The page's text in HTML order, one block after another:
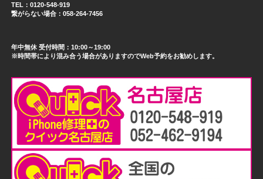
TEL：0120-548-919
繋がらない場合：058-264-7456
年中無休 受付時間：10:00～19:00
※時間帯により混み合う場合がありますのでWeb予約をお勧めします。